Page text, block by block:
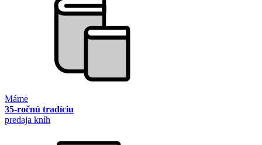
Máme
35-ročnú tradíciu
predaja kníh